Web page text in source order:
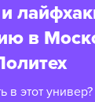
в
в этот